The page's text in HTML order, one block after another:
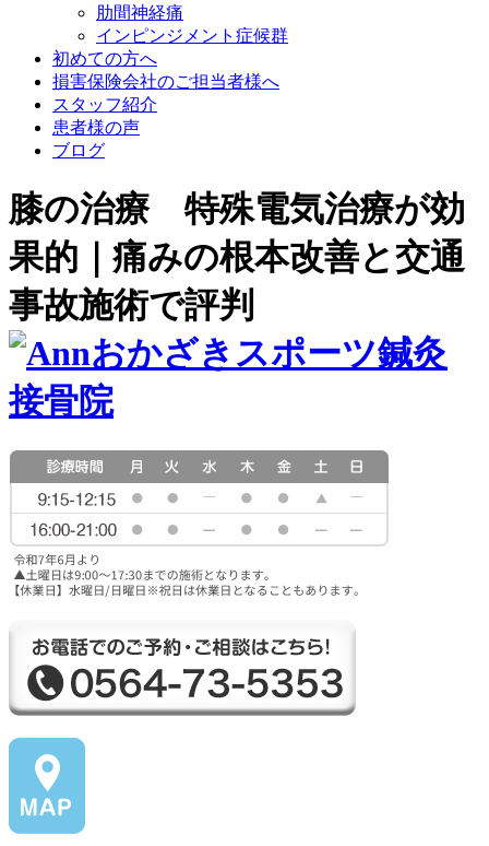
肋間神経痛
インピンジメント症候群
初めての方へ
損害保険会社のご担当者様へ
スタッフ紹介
患者様の声
ブログ
膝の治療 特殊電気治療が効
果的｜痛みの根本改善と交通
事故施術で評判